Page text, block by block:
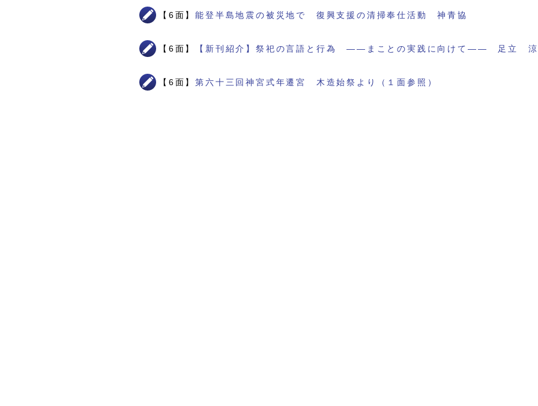
【6面】能登半島地震の被災地で 復興支援の清掃奉仕活動 神青協
【6面】 【新刊紹介】祭祀の言語と行為 ――まことの実践に向けて―― 足立
【6面】第六十三回神宮式年遷宮 木造始祭より（１面参照）